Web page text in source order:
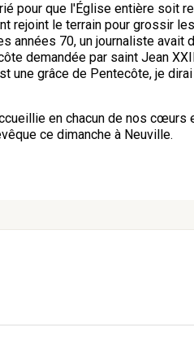
pour que l'Église entière soit
rejoint le terrain pour grossir
années 70, un journaliste avait
demandée par saint Jean
une grâce de Pentecôte, je
en chacun de nos cœurs
ce dimanche à Neuville.